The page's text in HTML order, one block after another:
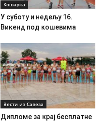
Кошарка
У суботу и недељу 16.
Викенд под кошевима
Вести из Савеза
Дипломе за крај бесплатне